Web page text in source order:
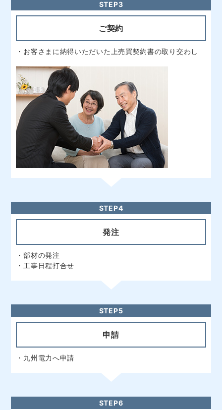
ご契約
・お客さまに納得いただいた上売買契約書の取り交わし
STEP4
発注
・工事日程打合せ
STEP5
申請
STEP6
工事着工